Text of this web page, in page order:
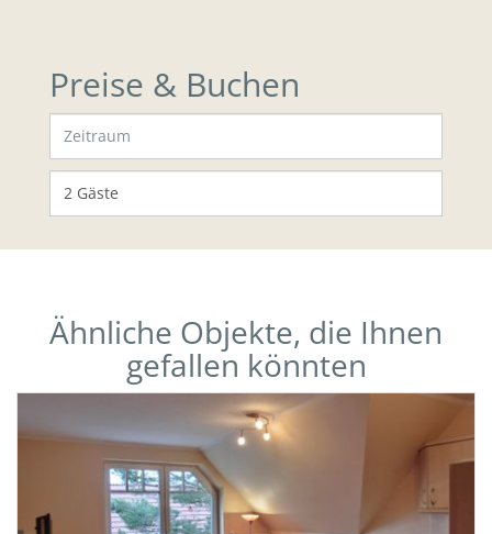
Preise & Buchen
Ähnliche Objekte, die Ihnen
gefallen könnten